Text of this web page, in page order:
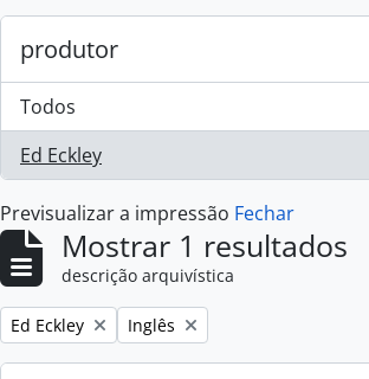
produtor
Todos
Ed Eckley
, 1 resultados
Previsualizar a impressão Fechar
Mostrar 1 resultados
descrição arquivística
Remove filter:
Ed Eckley Remove filter:
Inglês